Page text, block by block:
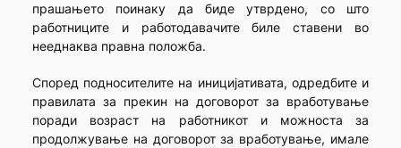
прашањето поинаку да биде утврдено, со што
работниците и работодавачите биле ставени во
нееднаква правна положба.
Според подносителите на иницијативата, одредбите и
правилата за прекин на договорот за вработување
поради возраст на работникот и можноста за
продолжување на договорот за вработување, имале